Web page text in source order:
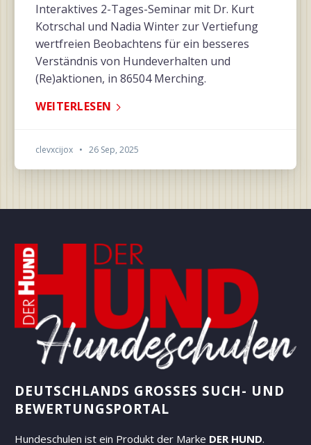
Interaktives 2-Tages-Seminar mit Dr. Kurt
Kotrschal und Nadia Winter zur Vertiefung
wertfreien Beobachtens für ein besseres
Verständnis von Hundeverhalten und
(Re)aktionen, in 86504 Merching.
WEITERLESEN
clevxcijox • 26 Sep, 2025
DEUTSCHLANDS GROSSES SUCH- UND B
EWERTUNGSPORTAL
Hundeschulen ist ein Produkt der Marke DER HUND.